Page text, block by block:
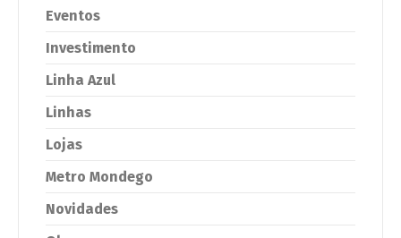
Eventos
Investimento
Linha Azul
Linhas
Lojas
Metro Mondego
Novidades